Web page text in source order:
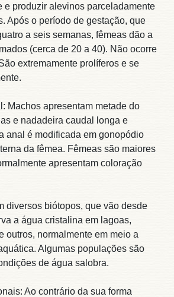
e produzir alevinos parceladamente
Após o período de gestação, que
a seis semanas, fêmeas dão a
(cerca de 20 a 40). Não ocorre
extremamente prolíferos e se
Machos apresentam metade do
e nadadeira caudal longa e
anal é modificada em gonopódio
da fêmea. Fêmeas são maiores
apresentam coloração
diversos biótopos, que vão desde
a água cristalina em lagoas,
outros, normalmente em meio a
Algumas populações são
de água salobra.
Ao contrário da sua forma